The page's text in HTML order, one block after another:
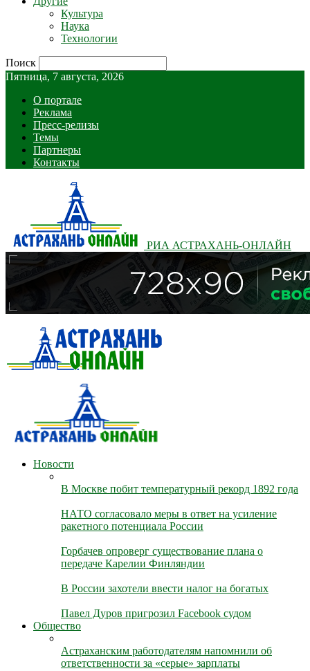
Культура
Наука
Технологии
Поиск
Пятница, 7 августа, 2026
О портале
Реклама
Пресс-релизы
Темы
Партнеры
Контакты
РИА АСТРАХАНЬ-ОНЛАЙН
Новости
В Москве побит температурный рекорд 1892 года
НАТО согласовало меры в ответ на усиление
ракетного потенциала России
Горбачев опроверг существование плана о
передаче Карелии Финляндии
В России захотели ввести налог на богатых
Павел Дуров пригрозил Facebook судом
Общество
Астраханским работодателям напомнили об
ответственности за «серые» зарплаты